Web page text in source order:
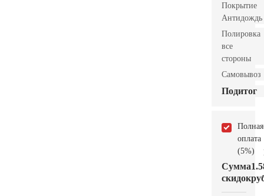
Покрытие
Антидождь
Полировка
все
стороны
Самовывоз
Подитог
Полная
оплата
(5%)
Сумма
скидок